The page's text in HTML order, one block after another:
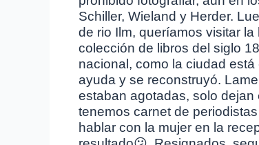
Schiller, Wieland y Herder.
de rio Ilm, queríamos visitar
colección de libros del siglo
nacional, como la ciudad
ayuda y se reconstruyó.
estaban agotadas, solo dejan
tenemos carnet de
hablar con la mujer en la